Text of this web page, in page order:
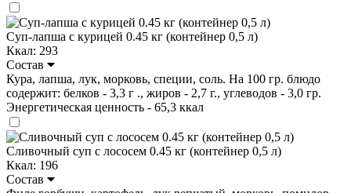
Суп-лапша с курицей 0.45 кг (контейнер 0,5 л)
Ккал: 293
Состав
Кура, лапша, лук, морковь, специи, соль. На 100 гр. блюдо
содержит: белков - 3,3 г ., жиров - 2,7 г., углеводов - 3,0 гр.
Энергетическая ценность - 65,3 ккал
Сливочный суп с лососем 0.45 кг (контейнер 0,5 л)
Ккал: 196
Состав